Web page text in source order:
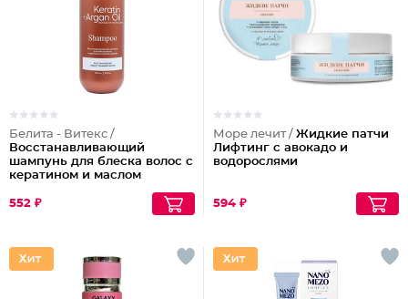
Белита - Витекс /
Восстанавливающий
шампунь для блеска волос с
кератином и маслом
552 ₽
Море лечит / Жидкие патчи
Лифтинг с авокадо и
водорослями
594 ₽